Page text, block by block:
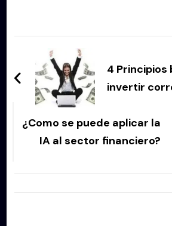
Navegación
de
entradas
4 Principios
invertir
¿Como se puede aplicar la
IA al sector financiero?